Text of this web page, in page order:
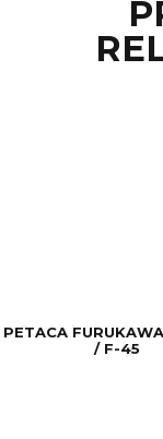
PETACA
/ F-45